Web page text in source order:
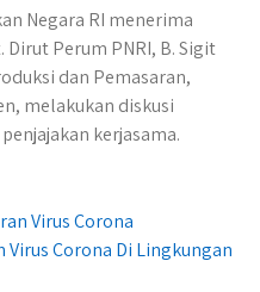
Negara RI menerima
Perum PNRI, B. Sigit
dan Pemasaran,
melakukan diskusi
kerjasama.
Virus Corona
Virus Corona Di Lingkungan